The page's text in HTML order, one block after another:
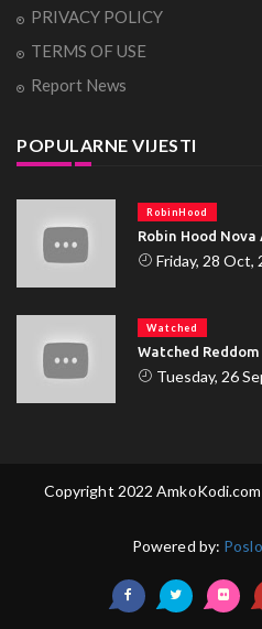
PRIVACY POLICY
TERMS OF USE
Report News
POPULARNE VIJESTI
RobinHood
Robin Hood Nova
Friday, 28 Oct,
Watched
Watched Reddom
Tuesday, 26
Copyright 2022
Powered by: